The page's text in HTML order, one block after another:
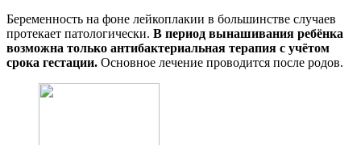
Беременность на фоне лейкоплакии в большинстве случаев
протекает патологически. В период вынашивания ребёнка
возможна только антибактериальная терапия с учётом
срока гестации. Основное лечение проводится после родов.